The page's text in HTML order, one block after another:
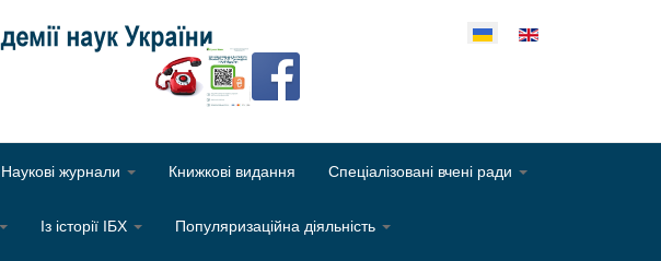
Оберіть свою мову
Наукові журнали Книжкові видання Спеціалізовані вчені ради
Із історії ІБХ Популяризаційна діяльність